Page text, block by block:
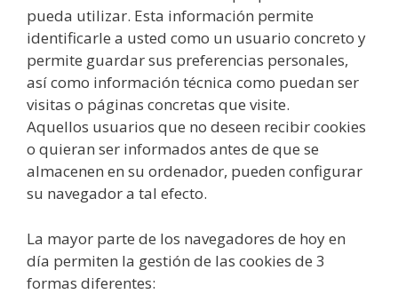
pueda utilizar. Esta información permite
identificarle a usted como un usuario concreto y
permite guardar sus preferencias personales,
así como información técnica como puedan ser
visitas o páginas concretas que visite.
Aquellos usuarios que no deseen recibir cookies
o quieran ser informados antes de que se
almacenen en su ordenador, pueden configurar
su navegador a tal efecto.
La mayor parte de los navegadores de hoy en
día permiten la gestión de las cookies de 3
formas diferentes: